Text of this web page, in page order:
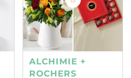
ALCHIMIE +
ROCHERS